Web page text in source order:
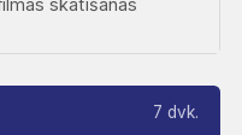
skatīšanās
7 dvk.